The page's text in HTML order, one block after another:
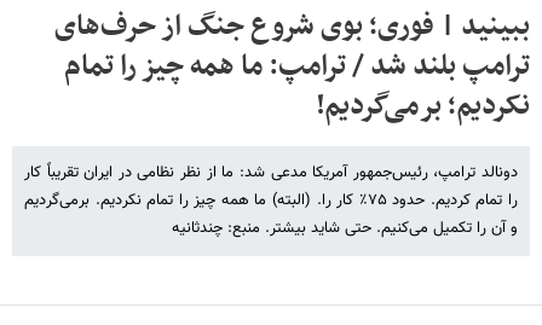
ببینید | فوری؛ بوی شروع جنگ از حرف‌های
ترامپ بلند شد / ترامپ: ما همه چیز را تمام
نکردیم؛ برمی‌گردیم!
دونالد ترامپ، رئیس‌جمهور آمریکا مدعی شد: ما از نظر نظامی در ایران تقریباً کار
را تمام کردیم. حدود ۷۵٪ کار را. (البته) ما همه چیز را تمام نکردیم. برمی‌گردیم
و آن را تکمیل می‌کنیم. حتی شاید بیشتر. منبع: چندثانیه